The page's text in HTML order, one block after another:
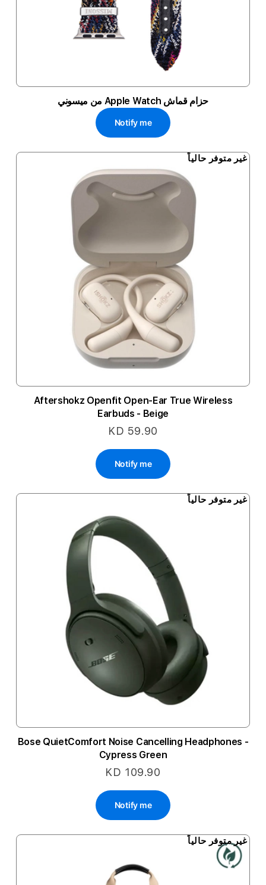
حزام قماش Apple Watch من ميسوني
Notify me
غير متوفر حالياً
Aftershokz Openfit Open-Ear True Wireless
Earbuds - Beige
KD 59.90
Notify me
غير متوفر حالياً
Bose QuietComfort Noise Cancelling Headphones -
Cypress Green
KD 109.90
Notify me
غير متوفر حالياً